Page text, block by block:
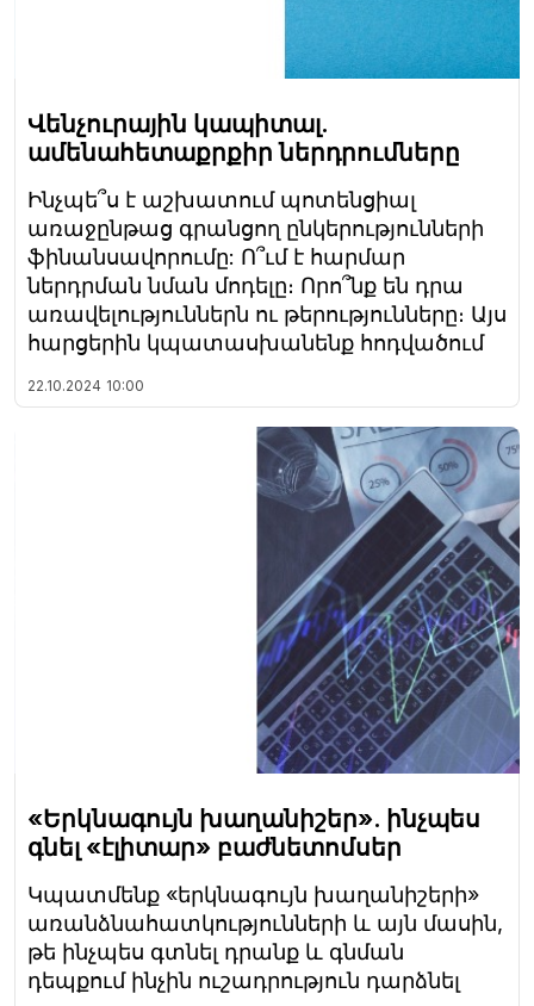
Վենչուրային կապիտալ.
ամենահետաքրքիր ներդրումները
Ինչպե՞ս է աշխատում պոտենցիալ
առաջընթաց գրանցող ընկերությունների
ֆինանսավորումը: Ո՞ւմ է հարմար
ներդրման նման մոդելը։ Որո՞նք են դրա
առավելություններն ու թերությունները։ Այս
հարցերին կպատասխանենք հոդվածում
22.10.2024 10:00
«Երկնագույն խաղանիշեր». ինչպես
գնել «էլիտար» բաժնետոմսեր
Կպատմենք «երկնագույն խաղանիշերի»
առանձնահատկությունների և այն մասին,
թե ինչպես գտնել դրանք և գնման
դեպքում ինչին ուշադրություն դարձնել